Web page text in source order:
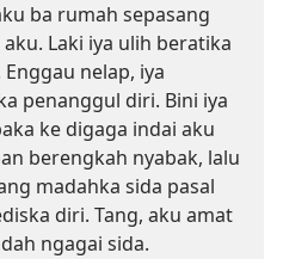
ba rumah sepasang
Laki iya ulih beratika
nelap, iya
penanggul diri. Bini iya
ke digaga indai aku
berengkah nyabak, lalu
madahka sida pasal
diri. Tang, aku amat
ngagai sida.